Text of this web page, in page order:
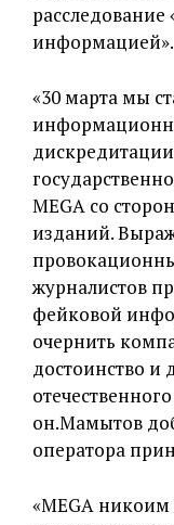
информацией».
«30 марта мы
MEGA со
изданий.
журналистов
фейковой
очернить
достоинство и
он.Мамытов
оператора
«MEGA